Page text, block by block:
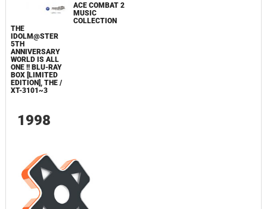
THE
IDOLM@STER
5TH
ANNIVERSARY
WORLD IS ALL
ONE !! BLU-RAY
BOX [LIMITED
EDITION], THE /
XT-3101~3
ACE COMBAT 2
MUSIC
COLLECTION
1998